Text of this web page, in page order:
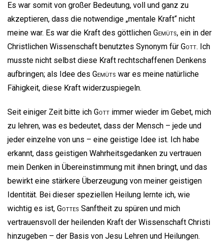
Es war somit von großer Bedeutung, voll und ganz zu
akzeptieren, dass die notwendige „mentale Kraft“ nicht
meine war. Es war die Kraft des göttlichen Gemüts, ein in der
Christlichen Wissenschaft benutztes Synonym für Gott. Ich
musste nicht selbst diese Kraft rechtschaffenen Denkens
aufbringen; als Idee des Gemüts war es meine natürliche
Fähigkeit, diese Kraft widerzuspiegeln.
Seit einiger Zeit bitte ich Gott immer wieder im Gebet, mich
zu lehren, was es bedeutet, dass der Mensch – jede und
jeder einzelne von uns – eine geistige Idee ist. Ich habe
erkannt, dass geistigen Wahrheitsgedanken zu vertrauen
mein Denken in Übereinstimmung mit ihnen bringt, und das
bewirkt eine stärkere Überzeugung von meiner geistigen
Identität. Bei dieser speziellen Heilung lernte ich, wie
wichtig es ist, Gottes Sanftheit zu spüren und mich
vertrauensvoll der heilenden Kraft der Wissenschaft Christi
hinzugeben – der Basis von Jesu Lehren und Heilungen.